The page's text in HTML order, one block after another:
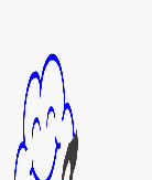
content